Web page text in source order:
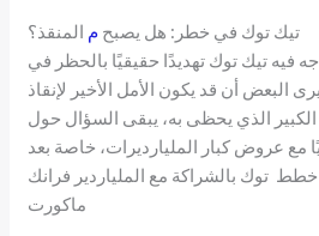
تيك توك في خطر: هل يصبح م المنقذ؟
فيه تيك توك تهديدًا حقيقيًا بالحظر في
البعض أن قد يكون الأمل الأخير لإنقاذ
الذي يحظى به، يبقى السؤال حول
مع عروض كبار المليارديرات، خاصة بعد
توك بالشراكة مع الملياردير فرانك
ماكورت